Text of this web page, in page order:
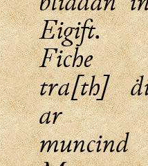
Eigift.
Fiche
tra[th]
ar
muncind